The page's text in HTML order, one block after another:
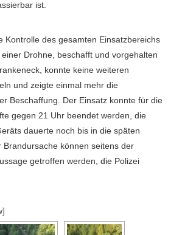
ist.
Kontrolle des gesamten Einsatzbereichs
Drohne, beschafft und vorgehalten
konnte keine weiteren
und zeigte einmal mehr die
Beschaffung. Der Einsatz konnte für die
gegen 21 Uhr beendet werden, die
dauerte noch bis in die späten
Brandursache können seitens der
getroffen werden, die Polizei